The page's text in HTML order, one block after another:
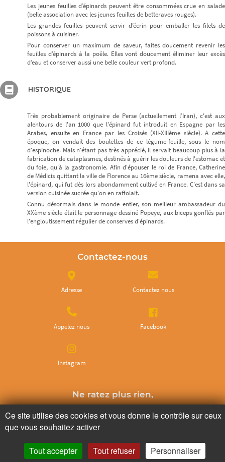
Les jeunes feuilles d’épinards peuvent être consommées crue en salade
(belle association avec les jeunes feuilles de betteraves rouges).
Les grandes feuilles peuvent servir d’écrin pour emballer les filets de
poissons à cuisiner.
Pour conserver un maximum de saveur, faites doucement revenir les
feuilles d’épinards à la poêle. Elles vont doucement éliminer leur excès
d’eau et conserver aussi une belle couleur vert profond.
HISTORIQUE
Très probablement originaire de Perse (actuellement l’Iran), c'est aux
alentours de l'an 1000 que l'épinard fut introduit en Espagne par les
Arabes, ensuite en France par les Croisés (XII-XIIIème siècle). A cette
époque, on vendait des boulettes de ce légume-feuille, sous le nom
d'espinoche. Mais n'étant pas très apprécié, il servait beaucoup plus à la
fabrication de cataplasmes, destinés à guérir les douleurs de l'estomac et
du foie, qu'à la gastronomie. Afin d'épouser le roi de France, Catherine
de Médicis quittant la ville de Florence au 16ème siècle, ramena avec elle,
l'épinard, qui fut dès lors abondamment cultivé en France. C'est dans sa
version cuisinée sucrée qu'on en raffolait.
Connu désormais dans le monde entier, son meilleur ambassadeur du
XXème siècle était le personnage dessiné Popeye, aux biceps gonflés par
l'engloutissement régulier de conserves d'épinards.
Contactez-nous
Adresse Contactez nous
Appelez nous Facebook
Instagram
Ne ratez plus rien,
Abonnez-vous à notre newsletter
Je m’inscris
Ce site utilise des cookies et vous donne le contrôle sur ceux
que vous souhaitez activer
Tout accepter Tout refuser Personnaliser